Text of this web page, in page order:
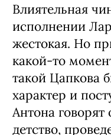
Влиятельная
исполнении
жестокая. Но
какой-то
такой Цапкова
характер и
Антона
детство,